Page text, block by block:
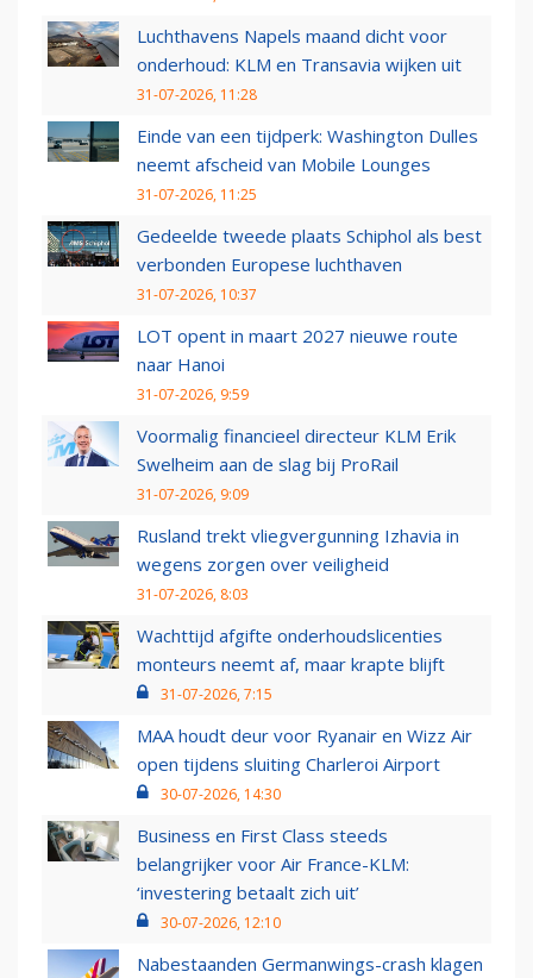
Luchthavens Napels maand dicht voor
onderhoud: KLM en Transavia wijken uit
31-07-2026, 11:28
Einde van een tijdperk: Washington Dulles
neemt afscheid van Mobile Lounges
31-07-2026, 11:25
Gedeelde tweede plaats Schiphol als best
verbonden Europese luchthaven
31-07-2026, 10:37
LOT opent in maart 2027 nieuwe route
naar Hanoi
31-07-2026, 9:59
Voormalig financieel directeur KLM Erik
Swelheim aan de slag bij ProRail
31-07-2026, 9:09
Rusland trekt vliegvergunning Izhavia in
wegens zorgen over veiligheid
31-07-2026, 8:03
Wachttijd afgifte onderhoudslicenties
monteurs neemt af, maar krapte blijft
31-07-2026, 7:15
MAA houdt deur voor Ryanair en Wizz Air
open tijdens sluiting Charleroi Airport
30-07-2026, 14:30
Business en First Class steeds
belangrijker voor Air France-KLM:
‘investering betaalt zich uit’
30-07-2026, 12:10
Nabestaanden Germanwings-crash klagen